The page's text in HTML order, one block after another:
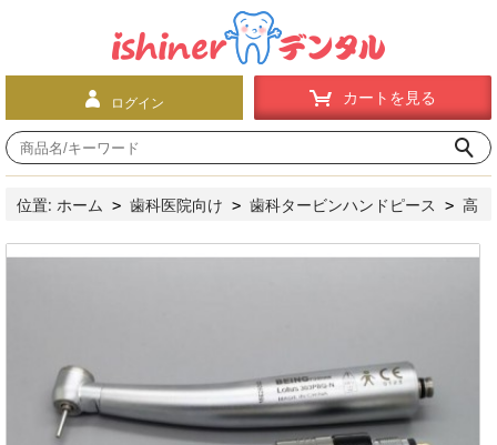
ログイン カートを見る
位置: ホーム > 歯科医院向け > 歯科タービンハンドピース > 高
ービンLotus-303PBQ-N（LEDライト付き、NSK交換、カップリン